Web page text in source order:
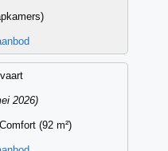
2026)
(92 m²)